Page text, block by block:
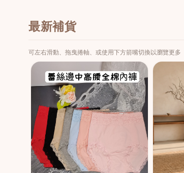
最新補貨
可左右滑動、拖曳捲軸、或使用下方箭嘴切換以瀏覽更多